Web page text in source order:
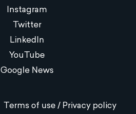
Instagram
Twitter
LinkedIn
YouTube
Google News
Terms of use / Privacy policy